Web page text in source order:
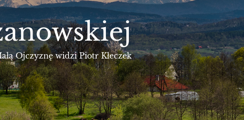
Ojczyznę widzi Piotr Kłeczek